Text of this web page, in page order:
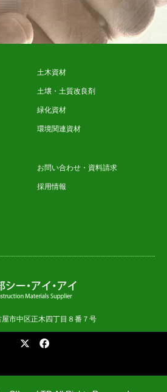
土木資材
土壌・土質改良剤
緑化資材
環境関連資材
お問い合わせ・資料請求
採用情報
市中区正木四丁目８番７号